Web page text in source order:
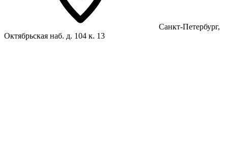
Санкт-Петербург,
Октябрьская наб. д. 104 к. 13